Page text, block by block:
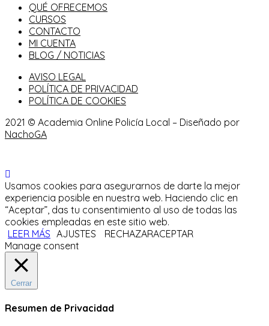
QUÉ OFRECEMOS
CURSOS
CONTACTO
MI CUENTA
BLOG / NOTICIAS
AVISO LEGAL
POLÍTICA DE PRIVACIDAD
POLÍTICA DE COOKIES
2021 © Academia Online Policía Local – Diseñado por
NachoGA
Usamos cookies para asegurarnos de darte la mejor
experiencia posible en nuestra web. Haciendo clic en
“Aceptar”, das tu consentimiento al uso de todas las
cookies empleadas en este sitio web.
LEER MÁS AJUSTES RECHAZARACEPTAR
Manage consent
Cerrar
Resumen de Privacidad